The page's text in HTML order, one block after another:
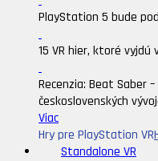
PlayStation 5 bude
15 VR hier, ktoré vyjdú
Recenzia: Beat Saber
československých
Viac
Hry pre PlayStation VR
Standalone VR